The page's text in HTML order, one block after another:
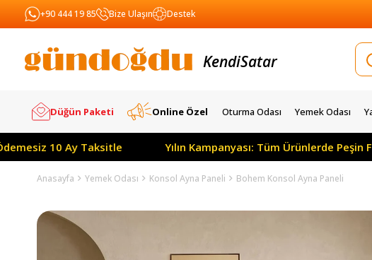
+90 444 19 85 Bize Ulaşın Destek
KendiYapar
Düğün Paketi Online Özel Oturma Odası Yemek Odası
10 Ay Taksitle Yılın Kampanyası: Tüm Ürünlerde Peşin
Anasayfa Yemek Odası Konsol Ayna Paneli Bohem Konsol Ayna Paneli